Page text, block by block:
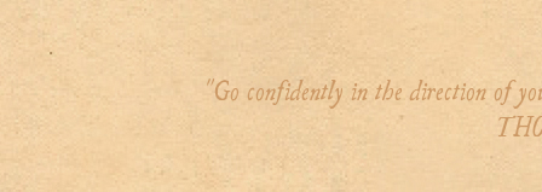
"Go confidently in the direction of